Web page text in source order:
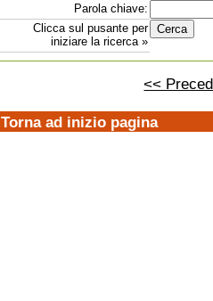
Parola chiave:
Clicca sul pusante per
iniziare la ricerca »
<<
Torna ad inizio pagina